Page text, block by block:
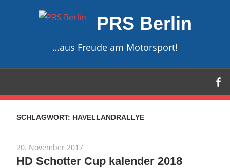
PRS Berlin
…aus Freude am Motorsport!
SCHLAGWORT: HAVELLANDRALLYE
20. November 2017
HD Schotter Cup kalender 2018